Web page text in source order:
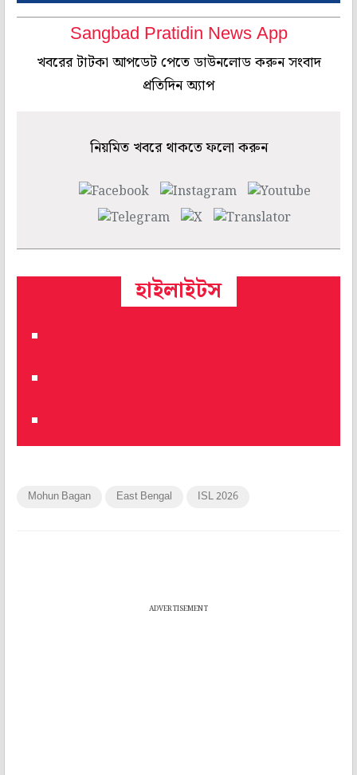
Sangbad Pratidin News App
খবরের টাটকা আপডেট পেতে ডাউনলোড করুন সংবাদ
প্রতিদিন অ্যাপ
নিয়মিত খবরে থাকতে ফলো করুন
হাইলাইটস
Mohun Bagan East Bengal ISL 2026
ADVERTISEMENT